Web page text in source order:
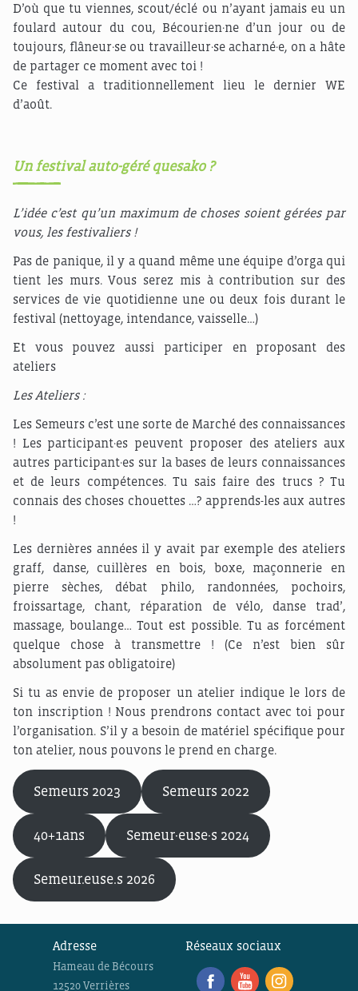
D’où que tu viennes, scout/éclé ou n’ayant jamais eu un
foulard autour du cou, Bécourien·ne d’un jour ou de
toujours, flâneur·se ou travailleur·se acharné·e, on a hâte
de partager ce moment avec toi !
Ce festival a traditionnellement lieu le dernier WE
d’août.
Un festival auto-géré quesako ?
L’idée c’est qu’un maximum de choses soient gérées par
vous, les festivaliers !
Pas de panique, il y a quand même une équipe d’orga qui
tient les murs. Vous serez mis à contribution sur des
services de vie quotidienne une ou deux fois durant le
festival (nettoyage, intendance, vaisselle…)
Et vous pouvez aussi participer en proposant des
ateliers
Les Ateliers :
Les Semeurs c’est une sorte de Marché des connaissances
! Les participant·es peuvent proposer des ateliers aux
autres participant·es sur la bases de leurs connaissances
et de leurs compétences. Tu sais faire des trucs ? Tu
connais des choses chouettes …? apprends-les aux autres
!
Les dernières années il y avait par exemple des ateliers
graff, danse, cuillères en bois, boxe, maçonnerie en
pierre sèches, débat philo, randonnées, pochoirs,
froissartage, chant, réparation de vélo, danse trad’,
massage, boulange… Tout est possible. Tu as forcément
quelque chose à transmettre ! (Ce n’est bien sûr
absolument pas obligatoire)
Si tu as envie de proposer un atelier indique le lors de
ton inscription ! Nous prendrons contact avec toi pour
l’organisation. S’il y a besoin de matériel spécifique pour
ton atelier, nous pouvons le prend en charge.
Semeurs 2023 Semeurs 2022
40+1ans Semeur·euse·s 2024
Semeur.euse.s 2026
Adresse
Hameau de Bécours
12520 Verrières
Réseaux sociaux